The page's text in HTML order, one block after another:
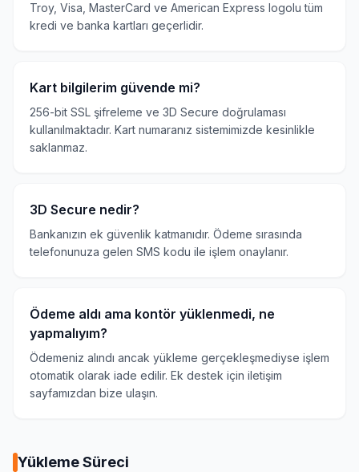
Troy, Visa, MasterCard ve American Express logolu tüm
kredi ve banka kartları geçerlidir.
Kart bilgilerim güvende mi?
256-bit SSL şifreleme ve 3D Secure doğrulaması
kullanılmaktadır. Kart numaranız sistemimizde kesinlikle
saklanmaz.
3D Secure nedir?
Bankanızın ek güvenlik katmanıdır. Ödeme sırasında
telefonunuza gelen SMS kodu ile işlem onaylanır.
Ödeme aldı ama kontör yüklenmedi, ne
yapmalıyım?
Ödemeniz alındı ancak yükleme gerçekleşmediyse işlem
otomatik olarak iade edilir. Ek destek için iletişim
sayfamızdan bize ulaşın.
Yükleme Süreci